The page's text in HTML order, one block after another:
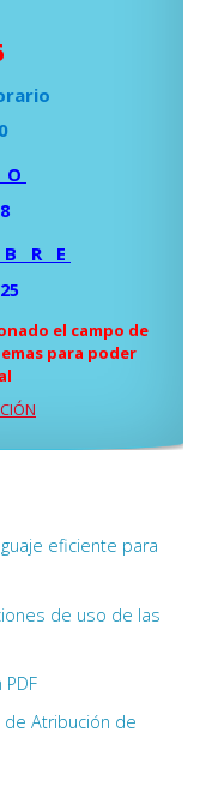
R E
el campo de
para poder
eficiente para
de uso de las
de Atribución de